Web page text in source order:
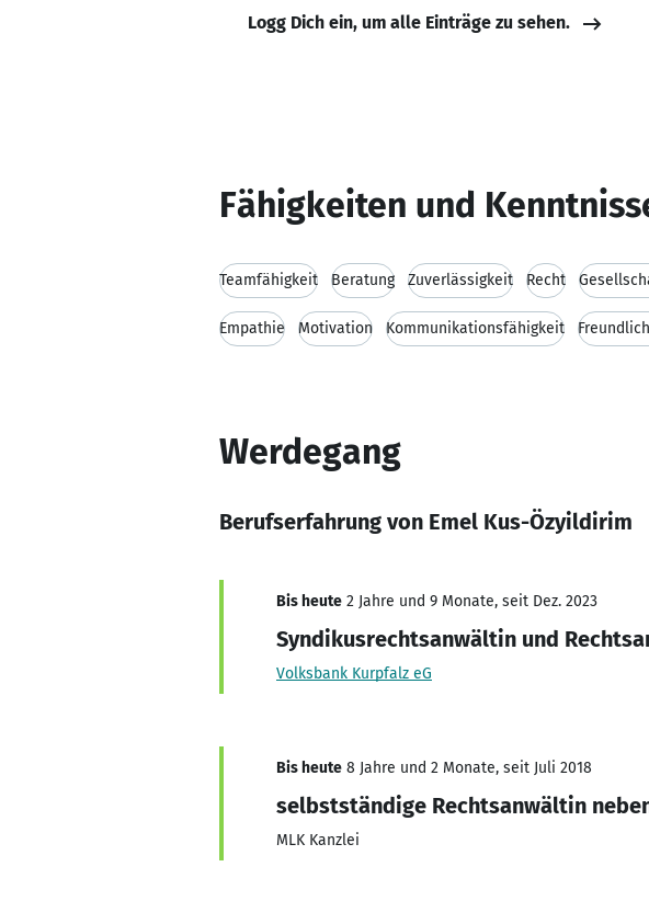
Logg Dich ein, um alle Einträge zu sehen.
Fähigkeiten und
Teamfähigkeit Beratung Zuverlässigkeit Recht
Empathie Motivation Kommunikationsfähigkeit
Werdegang
Berufserfahrung von Emel Kus-Özyildirim
Bis heute 2 Jahre und 9 Monate, seit Dez. 2023
Syndikusrechtsanwältin und
Volksbank Kurpfalz eG
Bis heute 8 Jahre und 2 Monate, seit Juli 2018
selbstständige Rechtsanwältin
MLK Kanzlei